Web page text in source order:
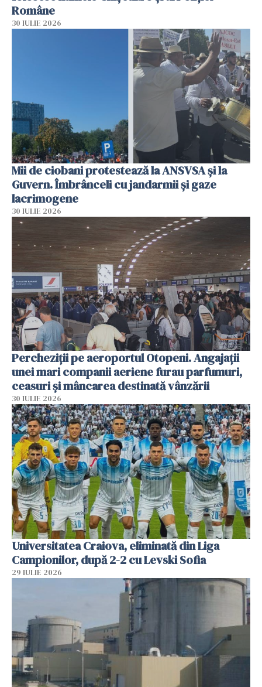
Române
30 IULIE 2026
Mii de ciobani protestează la ANSVSA și la
Guvern. Îmbrânceli cu jandarmii și gaze
lacrimogene
30 IULIE 2026
Percheziții pe aeroportul Otopeni. Angajații
unei mari companii aeriene furau parfumuri,
ceasuri și mâncarea destinată vânzării
30 IULIE 2026
Universitatea Craiova, eliminată din Liga
Campionilor, după 2-2 cu Levski Sofia
29 IULIE 2026